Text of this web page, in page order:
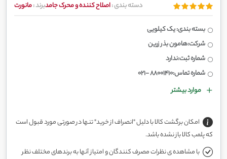
دسته بندی :اصلاح کننده و محرک جامدبرند :مانورت
بسته بندی: یک کیلویی
شرکت:هامون بذر زرین
شماره ثبت:ندارد
شماره تماس:88001410 -021
موارد بیشتر
امکان برگشت کالا با دلیل "انصراف از خرید" تنها در صورتی مورد قبول است
که پلمب کالا باز نشده باشد.
با مشاهده ی نظرات مصرف کنندگان و امتیاز آنها به برندهای مختلف نظر